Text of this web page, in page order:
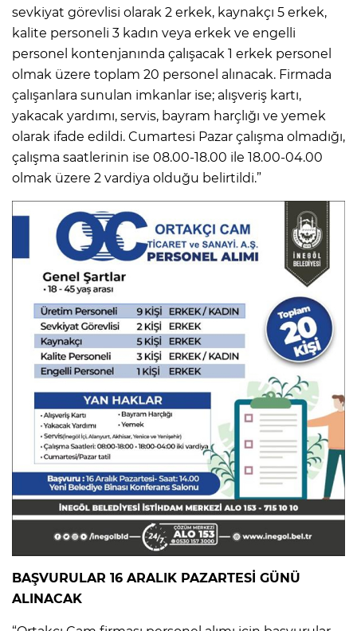
sevkiyat görevlisi olarak 2 erkek, kaynakçı 5 erkek,
kalite personeli 3 kadın veya erkek ve engelli
personel kontenjanında çalışacak 1 erkek personel
olmak üzere toplam 20 personel alınacak. Firmada
çalışanlara sunulan imkanlar ise; alışveriş kartı,
yakacak yardımı, servis, bayram harçlığı ve yemek
olarak ifade edildi. Cumartesi Pazar çalışma olmadığı,
çalışma saatlerinin ise 08.00-18.00 ile 18.00-04.00
olmak üzere 2 vardiya olduğu belirtildi.”
BAŞVURULAR 16 ARALIK PAZARTESİ GÜNÜ
ALINACAK